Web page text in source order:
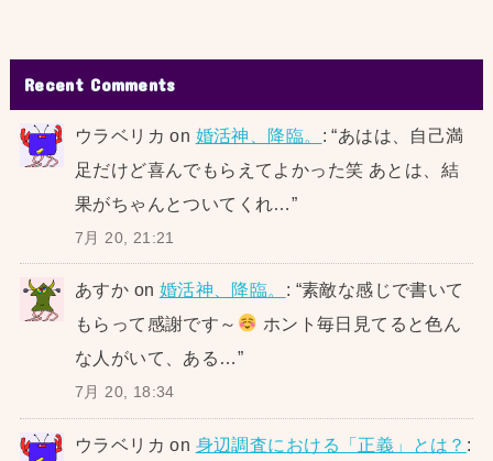
Recent Comments
ウラベリカ on 婚活神、降臨。 : “あはは、自己満
足だけど喜んでもらえてよかった笑 あとは、結
果がちゃんとついてくれ…”
7月 20, 21:21
あすか on 婚活神、降臨。 : “素敵な感じで書いて
もらって感謝です～
ホント毎日見てると色ん
な人がいて、ある…”
7月 20, 18:34
ウラベリカ on 身辺調査における「正義」とは？ :